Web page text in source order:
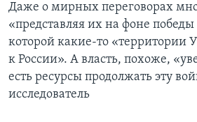
Даже о мирных переговорах
«представляя их на фоне
которой какие-то «территории
к России». А власть, похоже,
есть ресурсы продолжать эту
исследователь